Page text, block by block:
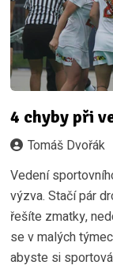
4 chyby při
Tomáš Dvořák
Vedení
výzva. Stačí pár
řešíte zmatky,
se v malých
abyste si